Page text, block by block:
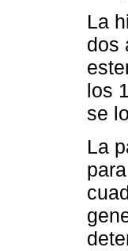
La
dos
los
se
La